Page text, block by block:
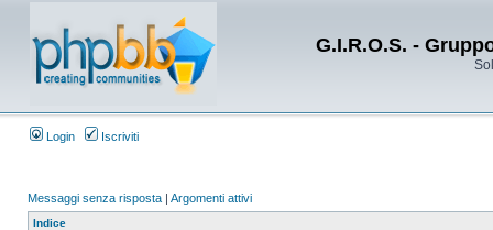
G.I.R.O.S. -
Login Iscriviti
Messaggi senza risposta | Argomenti attivi
Indice